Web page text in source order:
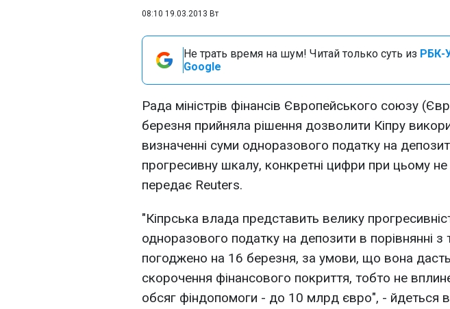
08:10 19.03.2013 Вт
Не трать время на шум! Читай только суть из РБК-
Google
Рада міністрів фінансів Європейського союзу
березня прийняла рішення дозволити Кіпру
визначенні суми одноразового податку на
прогресивну шкалу, конкретні цифри при цьому
передає Reuters.
"Кіпрська влада представить велику
одноразового податку на депозити в порівнянні
погоджено на 16 березня, за умови, що вона
скорочення фінансового покриття, тобто не
обсяг фіндопомоги - до 10 млрд євро", - йдеться в